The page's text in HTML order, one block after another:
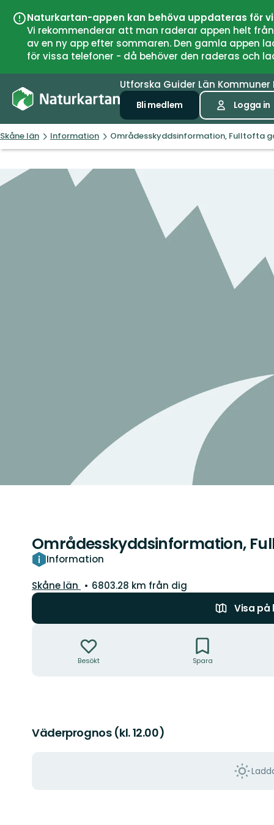
Naturkartan-appen kan behöva uppdateras för
Vi rekommenderar att man raderar appen helt
av en ny app efter sommaren. Den gamla
för vissa telefoner - då behöver den raderas och
Utforska Guider Län Kommuner
Bli medlem Logga in
Skåne län Information Områdesskyddsinformation, Fulltofta
Områdesskyddsinformation,
Information
Län:
Skåne län
6803.28 km från dig
Visa på
Besökt Spara
Väderprognos (kl. 12.00)